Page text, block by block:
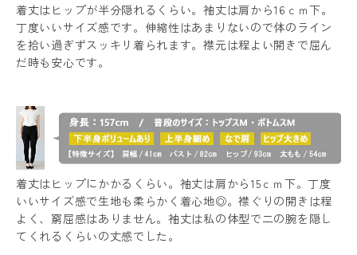
着丈はヒップが半分隠れるくらい。袖丈は肩から16ｃｍ下。
丁度いいサイズ感です。伸縮性はあまりないので体のライン
を拾い過ぎずスッキリ着られます。襟元は程よい開きで屈ん
だ時も安心です。
着丈はヒップにかかるくらい。袖丈は肩から15ｃｍ下。丁度
いいサイズ感で生地も柔らかく着心地◎。襟ぐりの開きは程
よく、窮屈感はありません。袖丈は私の体型で二の腕を隠し
てくれるくらいの丈感でした。